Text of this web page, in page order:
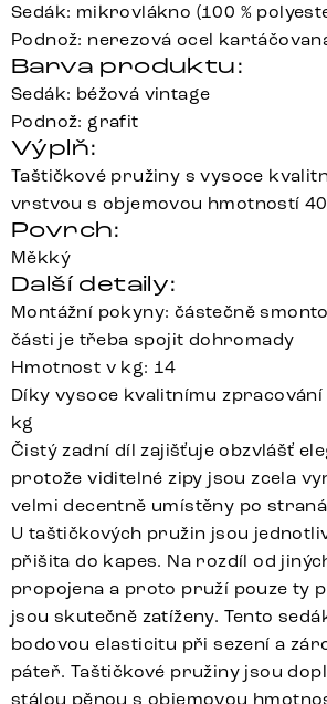
Sedák: mikrovlákno (100 %
Podnož: nerezová ocel
Barva produktu:
Sedák: béžová vintage
Podnož: grafit
Výplň:
Taštičkové pružiny s vysoce
vrstvou s objemovou hmotností
Povrch:
Měkký
Další detaily:
Montážní pokyny: částečně
části je třeba spojit dohromady
Hmotnost v kg: 14
Díky vysoce kvalitnímu
kg
Čistý zadní díl zajišťuje obzvlášť
protože viditelné zipy jsou zcela
velmi decentně umístěny po
U taštičkových pružin jsou
přišita do kapes. Na rozdíl od
propojena a proto pruží pouze ty
jsou skutečně zatíženy. Tento
bodovou elasticitu při sezení a
páteř. Taštičkové pružiny jsou
stálou pěnou s objemovou